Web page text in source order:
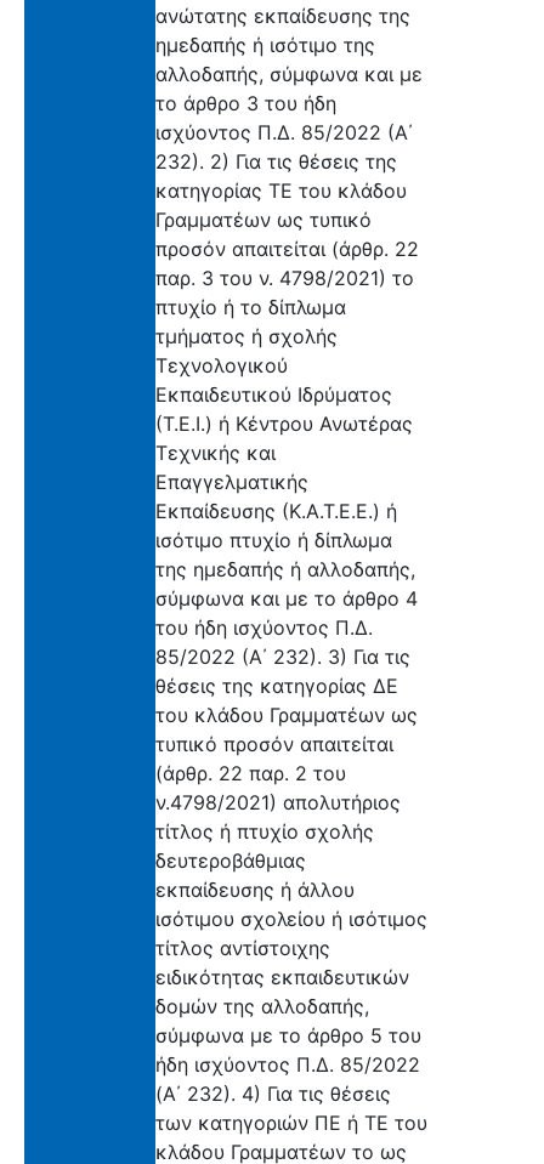
ανώτατης εκπαίδευσης της
ημεδαπής ή ισότιμο της
αλλοδαπής, σύμφωνα και με
το άρθρο 3 του ήδη
ισχύοντος Π.Δ. 85/2022 (Α΄
232). 2) Για τις θέσεις της
κατηγορίας ΤΕ του κλάδου
Γραμματέων ως τυπικό
προσόν απαιτείται (άρθρ. 22
παρ. 3 του ν. 4798/2021) το
πτυχίο ή το δίπλωμα
τμήματος ή σχολής
Τεχνολογικού
Εκπαιδευτικού Ιδρύματος
(Τ.Ε.Ι.) ή Κέντρου Ανωτέρας
Τεχνικής και
Επαγγελματικής
Εκπαίδευσης (Κ.Α.Τ.Ε.Ε.) ή
ισότιμο πτυχίο ή δίπλωμα
της ημεδαπής ή αλλοδαπής,
σύμφωνα και με το άρθρο 4
του ήδη ισχύοντος Π.Δ.
85/2022 (Α΄ 232). 3) Για τις
θέσεις της κατηγορίας ΔΕ
του κλάδου Γραμματέων ως
τυπικό προσόν απαιτείται
(άρθρ. 22 παρ. 2 του
ν.4798/2021) απολυτήριος
τίτλος ή πτυχίο σχολής
δευτεροβάθμιας
εκπαίδευσης ή άλλου
ισότιμου σχολείου ή ισότιμος
τίτλος αντίστοιχης
ειδικότητας εκπαιδευτικών
δομών της αλλοδαπής,
σύμφωνα με το άρθρο 5 του
ήδη ισχύοντος Π.Δ. 85/2022
(Α΄ 232). 4) Για τις θέσεις
των κατηγοριών ΠΕ ή ΤΕ του
κλάδου Γραμματέων το ως